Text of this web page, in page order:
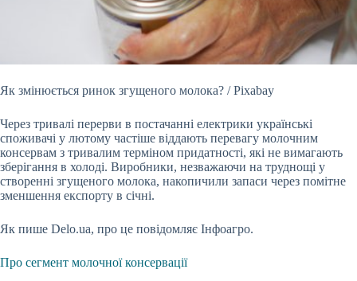
Як змінюється ринок згущеного молока? / Pixabay
Через тривалі перерви в постачанні електрики українські
споживачі у лютому частіше віддають перевагу молочним
консервам з тривалим терміном придатності, які не вимагають
зберігання в холоді. Виробники, незважаючи на труднощі у
створенні згущеного молока, накопичили запаси через помітне
зменшення експорту в січні.
Як пише Delo.ua, про це повідомляє Інфоагро.
Про сегмент молочної консервації